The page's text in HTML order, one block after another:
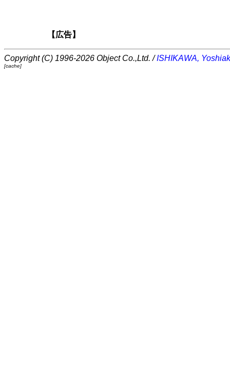
【広告】
Copyright (C) 1996-2026 Object Co.,Ltd. /ISHIKAWA,
[cache]